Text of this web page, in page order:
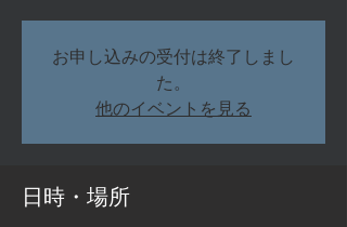
お申し込みの受付は終了しまし
た。
他のイベントを見る
日時・場所